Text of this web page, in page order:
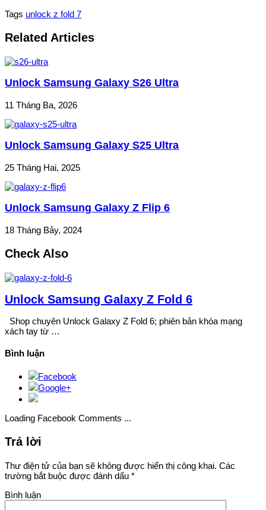
Tags unlock z fold 7
Related Articles
Unlock Samsung Galaxy S26 Ultra
11 Tháng Ba, 2026
Unlock Samsung Galaxy S25 Ultra
25 Tháng Hai, 2025
Unlock Samsung Galaxy Z Flip 6
18 Tháng Bảy, 2024
Check Also
Unlock Samsung Galaxy Z Fold 6
Shop chuyên Unlock Galaxy Z Fold 6; phiên bản khóa mạng
xách tay từ …
Bình luận
Facebook
Google+
Loading Facebook Comments ...
Trả lời
Thư điện tử của bạn sẽ không được hiển thị công khai. Các
trường bắt buộc được đánh dấu *
Bình luận